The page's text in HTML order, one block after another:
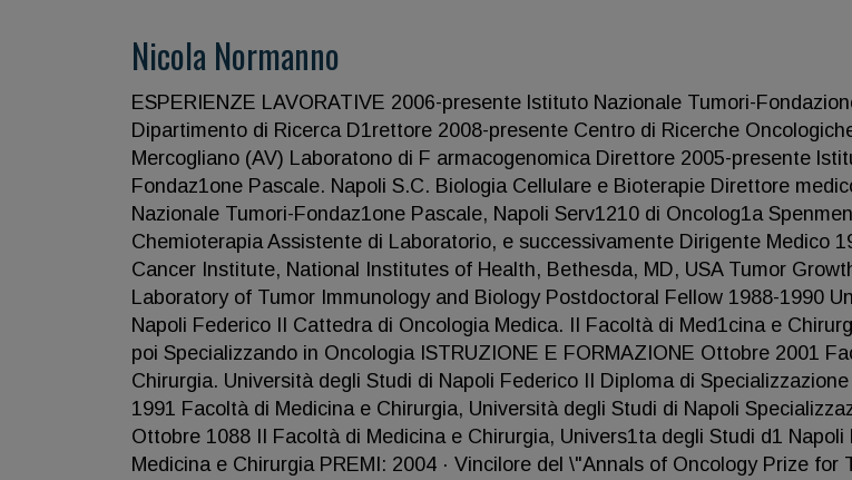
Nicola Normanno
ESPERIENZE LAVORATIVE 2006-presente lstituto Nazionale Tumori-
Dipartimento di Ricerca D1rettore 2008-presente Centro di Ricerche
Mercogliano (AV) Laboratono di F armacogenomica Direttore 2005-presente
Fondaz1one Pascale. Napoli S.C. Biologia Cellulare e Bioterapie Direttore
Nazionale Tumori-Fondaz1one Pascale, Napoli Serv1210 di Oncolog1a
Chemioterapia Assistente di Laboratorio, e successivamente Dirigente Medico
Cancer Institute, National Institutes of Health, Bethesda, MD, USA Tumor
Laboratory of Tumor Immunology and Biology Postdoctoral Fellow 1988-1990
Napoli Federico II Cattedra di Oncologia Medica. II Facoltà di Med1cina e
poi Specializzando in Oncologia ISTRUZIONE E FORMAZIONE Ottobre 2001
Chirurgia. Università degli Studi di Napoli Federico II Diploma di
1991 Facoltà di Medicina e Chirurgia, Università degli Studi di Napoli
Ottobre 1088 II Facoltà di Medicina e Chirurgia, Univers1ta degli Studi d1 Napoli
Medicina e Chirurgia PREMI: 2004 · Vincilore del \"Annals of Oncology Prize for